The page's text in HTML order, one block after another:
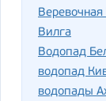
Вилга
Водопад
водопад
водопады